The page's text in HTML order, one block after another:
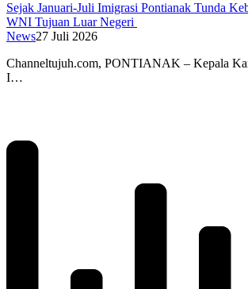
Sejak Januari-Juli Imigrasi Pontianak Tunda
WNI Tujuan Luar Negeri
News27 Juli 2026
Channeltujuh.com, PONTIANAK – Kepala
I…